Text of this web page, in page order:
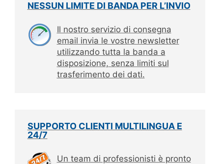
NESSUN LIMITE DI BANDA PER L’INVIO
Il nostro servizio di consegna
email invia le vostre newsletter
utilizzando tutta la banda a
disposizione, senza limiti sul
trasferimento dei dati.
SUPPORTO CLIENTI MULTILINGUA E
24/7
Un team di professionisti è pronto